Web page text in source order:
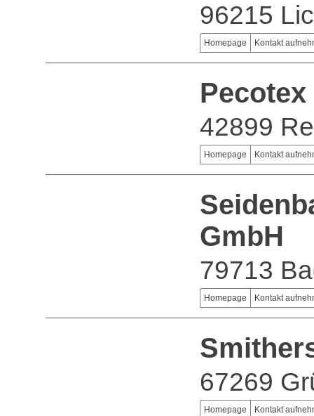
96215
Homepage Kontakt
42899
Homepage Kontakt
GmbH
79713
Homepage Kontakt
67269
Homepage Kontakt